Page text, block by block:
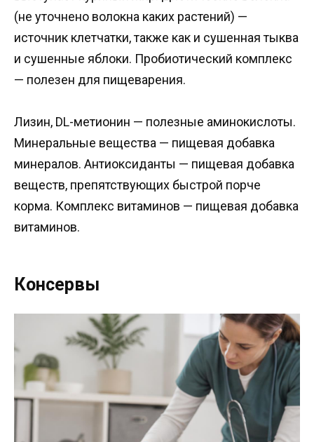
(не уточнено волокна каких растений) —
источник клетчатки, также как и сушенная тыква
и сушенные яблоки. Пробиотический комплекс
— полезен для пищеварения.
Лизин, DL-метионин — полезные аминокислоты.
Минеральные вещества — пищевая добавка
минералов. Антиоксиданты — пищевая добавка
веществ, препятствующих быстрой порче
корма. Комплекс витаминов — пищевая добавка
витаминов.
Консервы